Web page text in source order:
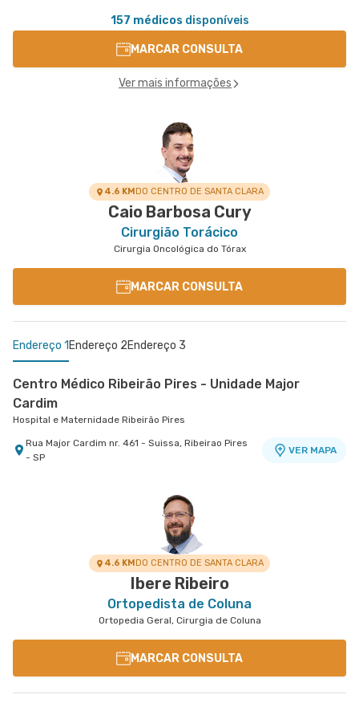
157 médicos disponíveis
MARCAR CONSULTA
Ver mais informações
4.6 KMDO CENTRO DE SANTA CLARA
Caio Barbosa Cury
Cirurgião Torácico
Cirurgia Oncológica do Tórax
MARCAR CONSULTA
Endereço 1 Endereço 2Endereço 3
Centro Médico Ribeirão Pires - Unidade Major
Cardim
Hospital e Maternidade Ribeirão Pires
Rua Major Cardim nr. 461 - Suissa, Ribeirao Pires
- SP
VER MAPA
Rua Jose de Melo nr. 180 - Vila Dora, Santo Andre
Rua Tocantins nr. 70 Cj 01,03,04 e 06 - Gonzaga,
4.6 KMDO CENTRO DE SANTA CLARA
Ibere Ribeiro
Ortopedista de Coluna
Ortopedia Geral, Cirurgia de Coluna
MARCAR CONSULTA